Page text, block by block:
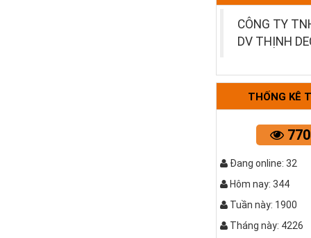
Bộ bàn ghế
CÔNG TY
DV THỊNH
THỐNG KÊ
Đang online: 32
Hôm nay: 344
Tuần này: 1900
Tháng này: 4226